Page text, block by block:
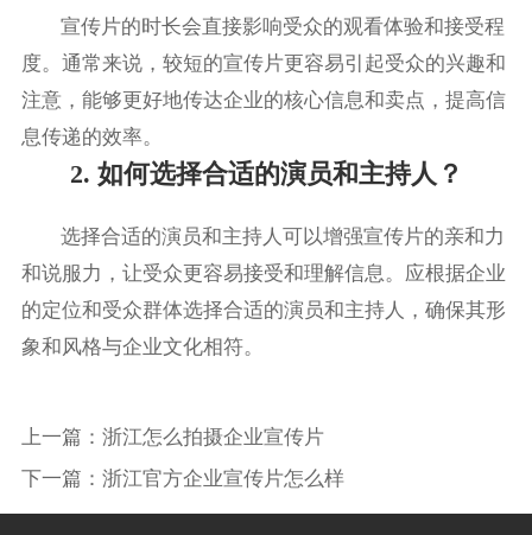
宣传片的时长会直接影响受众的观看体验和接受程
度。通常来说，较短的宣传片更容易引起受众的兴趣和
注意，能够更好地传达企业的核心信息和卖点，提高信
息传递的效率。
2. 如何选择合适的演员和主持人？
选择合适的演员和主持人可以增强宣传片的亲和力
和说服力，让受众更容易接受和理解信息。应根据企业
的定位和受众群体选择合适的演员和主持人，确保其形
象和风格与企业文化相符。
上一篇： 浙江怎么拍摄企业宣传片
下一篇： 浙江官方企业宣传片怎么样